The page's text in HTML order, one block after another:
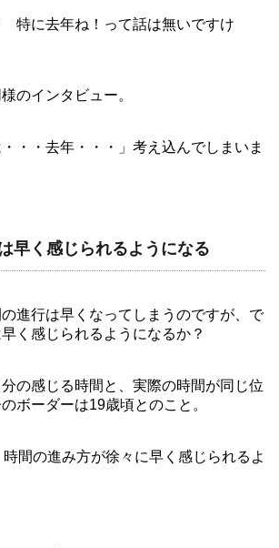
特に去年ね！って話は無いですけ
のインタビュー。
・・去年・・・」考え込んでしまいま
早く感じられるようになる
進行は早くなってしまうのですが、で
く感じられるようになるか？
の感じる時間と、実際の時間が同じ位
ボーダーは19歳頃とのこと。
間の進み方が徐々に早く感じられるよ